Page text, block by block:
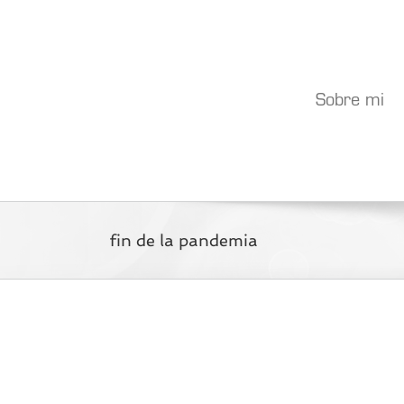
Sobre mi
fin de la pandemia